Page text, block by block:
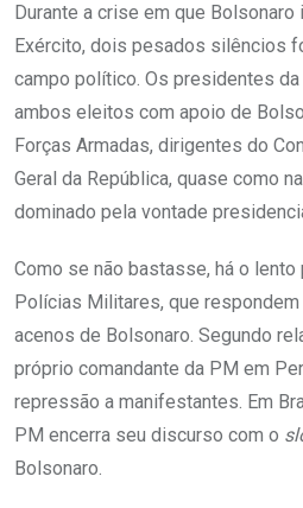
Durante a crise em que
Exército, dois pesados silêncios
campo político. Os presidentes da
ambos eleitos com apoio de
Forças Armadas, dirigentes do
Geral da República, quase como
dominado pela vontade
Como se não bastasse, há o
Polícias Militares, que
acenos de Bolsonaro. Segundo
próprio comandante da PM em
repressão a manifestantes. Em
PM encerra seu discurso com o
Bolsonaro.